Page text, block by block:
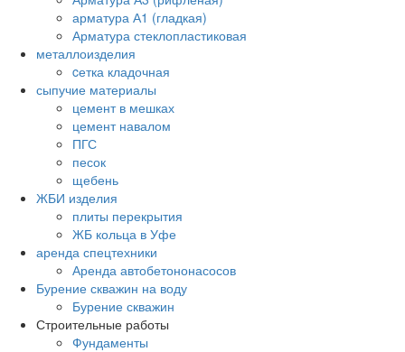
арматура А1 (гладкая)
Арматура стеклопластиковая
металлоизделия
cетка кладочная
сыпучие материалы
цемент в мешках
цемент навалом
ПГС
песок
щебень
ЖБИ изделия
плиты перекрытия
ЖБ кольца в Уфе
аренда спецтехники
Аренда автобетононасосов
Бурение скважин на воду
Бурение скважин
Строительные работы
Фундаменты